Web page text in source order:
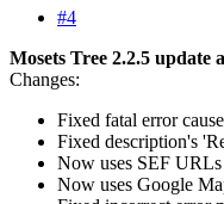
#4
Mosets Tree 2.2.5 update
Changes:
Fixed fatal error
Fixed description's
Now uses SEF
Now uses Google